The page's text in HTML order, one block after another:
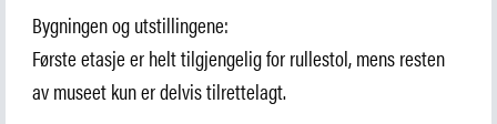
Bygningen og utstillingene:
Første etasje er helt tilgjengelig for rullestol, mens resten
av museet kun er delvis tilrettelagt.